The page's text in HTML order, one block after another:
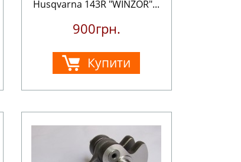
Husqvarna 143R "WINZOR"...
900грн.
Купити